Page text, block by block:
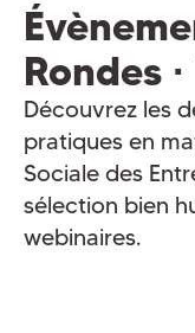
Rondes
Découvrez les
pratiques en
Sociale des
sélection bien
webinaires.